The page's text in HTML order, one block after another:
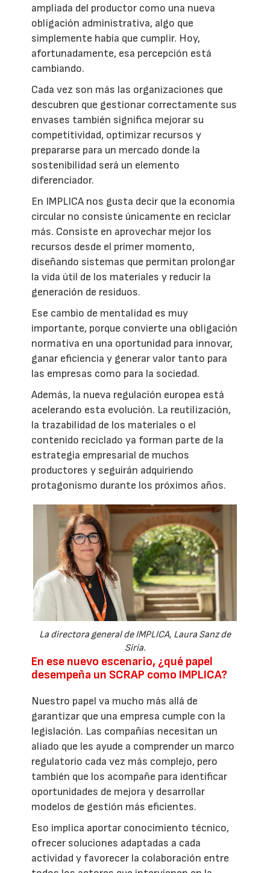
ampliada del productor como una nueva
obligación administrativa, algo que
simplemente había que cumplir. Hoy,
afortunadamente, esa percepción está
cambiando.
Cada vez son más las organizaciones que
descubren que gestionar correctamente sus
envases también significa mejorar su
competitividad, optimizar recursos y
prepararse para un mercado donde la
sostenibilidad será un elemento
diferenciador.
En IMPLICA nos gusta decir que la economía
circular no consiste únicamente en reciclar
más. Consiste en aprovechar mejor los
recursos desde el primer momento,
diseñando sistemas que permitan prolongar
la vida útil de los materiales y reducir la
generación de residuos.
Ese cambio de mentalidad es muy
importante, porque convierte una obligación
normativa en una oportunidad para innovar,
ganar eficiencia y generar valor tanto para
las empresas como para la sociedad.
Además, la nueva regulación europea está
acelerando esta evolución. La reutilización,
la trazabilidad de los materiales o el
contenido reciclado ya forman parte de la
estrategia empresarial de muchos
productores y seguirán adquiriendo
protagonismo durante los próximos años.
La directora general de IMPLICA, Laura Sanz de
Siria.
En ese nuevo escenario, ¿qué papel
desempeña un SCRAP como IMPLICA?
Nuestro papel va mucho más allá de
garantizar que una empresa cumple con la
legislación. Las compañías necesitan un
aliado que les ayude a comprender un marco
regulatorio cada vez más complejo, pero
también que los acompañe para identificar
oportunidades de mejora y desarrollar
modelos de gestión más eficientes.
Eso implica aportar conocimiento técnico,
ofrecer soluciones adaptadas a cada
actividad y favorecer la colaboración entre